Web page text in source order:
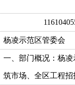
杨凌示范区管委会
一、部门概况：杨
筑市场、全区工程